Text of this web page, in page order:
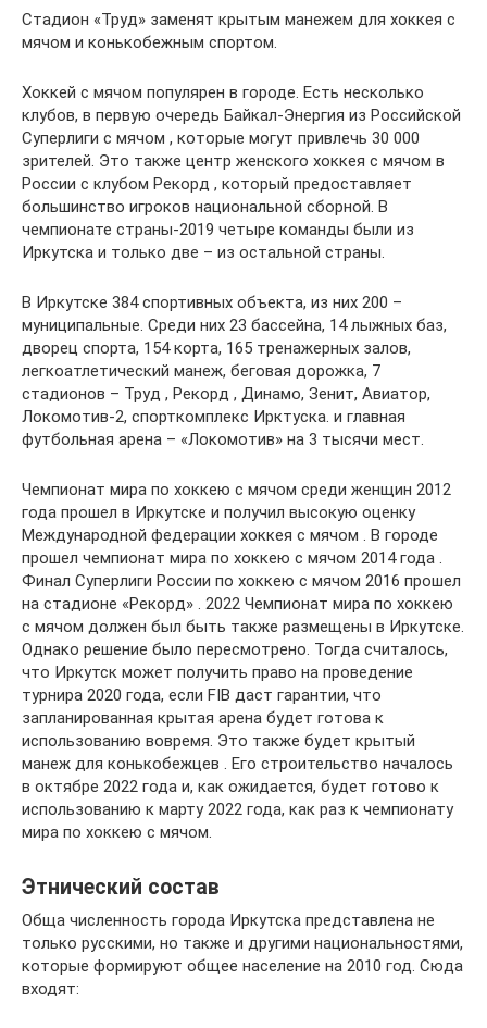
Стадион «Труд» заменят крытым манежем для хоккея с
мячом и конькобежным спортом.
Хоккей с мячом популярен в городе. Есть несколько
клубов, в первую очередь Байкал-Энергия из Российской
Суперлиги с мячом , которые могут привлечь 30 000
зрителей. Это также центр женского хоккея с мячом в
России с клубом Рекорд , который предоставляет
большинство игроков национальной сборной. В
чемпионате страны-2019 четыре команды были из
Иркутска и только две – из остальной страны.
В Иркутске 384 спортивных объекта, из них 200 –
муниципальные. Среди них 23 бассейна, 14 лыжных баз,
дворец спорта, 154 корта, 165 тренажерных залов,
легкоатлетический манеж, беговая дорожка, 7
стадионов – Труд , Рекорд , Динамо, Зенит, Авиатор,
Локомотив-2, спорткомплекс Ирктуска. и главная
футбольная арена – «Локомотив» на 3 тысячи мест.
Чемпионат мира по хоккею с мячом среди женщин 2012
года прошел в Иркутске и получил высокую оценку
Международной федерации хоккея с мячом . В городе
прошел чемпионат мира по хоккею с мячом 2014 года .
Финал Суперлиги России по хоккею с мячом 2016 прошел
на стадионе «Рекорд» . 2022 Чемпионат мира по хоккею
с мячом должен был быть также размещены в Иркутске.
Однако решение было пересмотрено. Тогда считалось,
что Иркутск может получить право на проведение
турнира 2020 года, если FIB даст гарантии, что
запланированная крытая арена будет готова к
использованию вовремя. Это также будет крытый
манеж для конькобежцев . Его строительство началось
в октябре 2022 года и, как ожидается, будет готово к
использованию к марту 2022 года, как раз к чемпионату
мира по хоккею с мячом.
Этнический состав
Обща численность города Иркутска представлена не
только русскими, но также и другими национальностями,
которые формируют общее население на 2010 год. Сюда
входят: